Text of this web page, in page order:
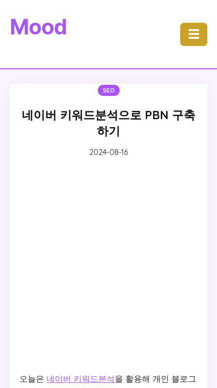
Mood ☰
SEO
네이버 키워드분석으로 PBN 구축
하기
2024-08-16
오늘은 네이버 키워드분석을 활용해 개인 블로그